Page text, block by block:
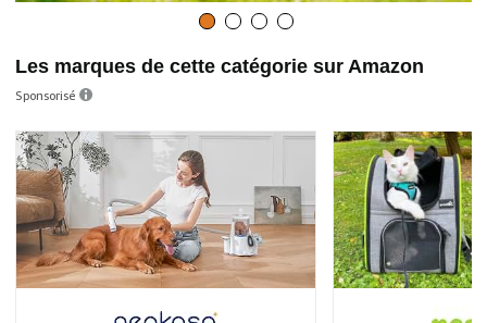
Les marques de cette catégorie sur Amazon
Sponsorisé